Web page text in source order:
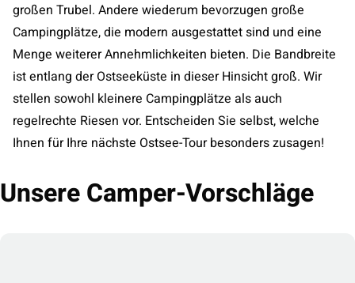
großen Trubel. Andere wiederum bevorzugen große
Campingplätze, die modern ausgestattet sind und eine
Menge weiterer Annehmlichkeiten bieten. Die Bandbreite
ist entlang der Ostseeküste in dieser Hinsicht groß. Wir
stellen sowohl kleinere Campingplätze als auch
regelrechte Riesen vor. Entscheiden Sie selbst, welche
Ihnen für Ihre nächste Ostsee-Tour besonders zusagen!
Unsere Camper-Vorschläge